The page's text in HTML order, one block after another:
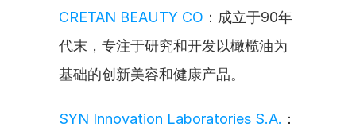
CRETAN BEAUTY CO ：成立于90年
代末，专注于研究和开发以橄榄油为
基础的创新美容和健康产品。
SYN Innovation Laboratories S.A. ：